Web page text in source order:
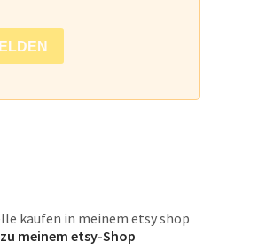
zu meinem etsy-Shop